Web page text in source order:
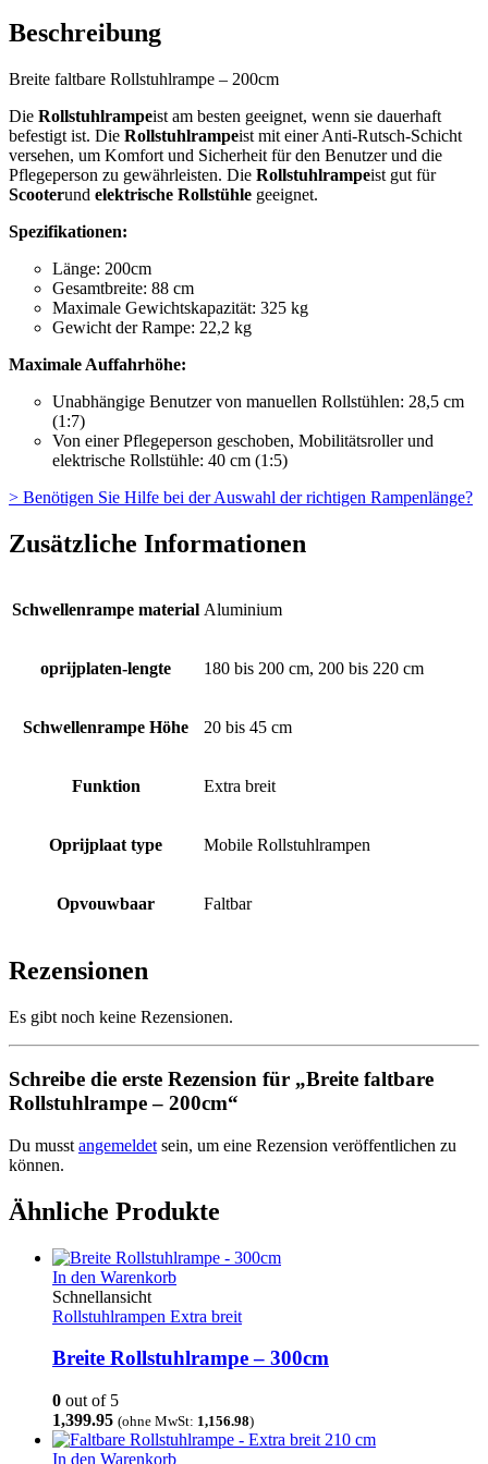
Beschreibung
Breite faltbare Rollstuhlrampe – 200cm
Die Rollstuhlrampeist am besten geeignet, wenn sie dauerhaft
befestigt ist. Die Rollstuhlrampeist mit einer Anti-Rutsch-Schicht
versehen, um Komfort und Sicherheit für den Benutzer und die
Pflegeperson zu gewährleisten. Die Rollstuhlrampeist gut für
Scooterund elektrische Rollstühle geeignet.
Spezifikationen:
Länge: 200cm
Gesamtbreite: 88 cm
Maximale Gewichtskapazität: 325 kg
Gewicht der Rampe: 22,2 kg
Maximale Auffahrhöhe:
Unabhängige Benutzer von manuellen Rollstühlen: 28,5 cm
(1:7)
Von einer Pflegeperson geschoben, Mobilitätsroller und
elektrische Rollstühle: 40 cm (1:5)
> Benötigen Sie Hilfe bei der Auswahl der richtigen Rampenlänge?
Zusätzliche Informationen
Schwellenrampe material Aluminium
oprijplaten-lengte 180 bis 200 cm, 200 bis 220 cm
Schwellenrampe Höhe 20 bis 45 cm
Funktion Extra breit
Oprijplaat type Mobile Rollstuhlrampen
Opvouwbaar Faltbar
Rezensionen
Es gibt noch keine Rezensionen.
Schreibe die erste Rezension für „Breite faltbare
Rollstuhlrampe – 200cm“
Du musst angemeldet sein, um eine Rezension veröffentlichen zu
können.
Ähnliche Produkte
In den Warenkorb
Schnellansicht
Rollstuhlrampen Extra breit
Breite Rollstuhlrampe – 300cm
0 out of 5
1,399.95 (ohne MwSt: 1,156.98)
In den Warenkorb